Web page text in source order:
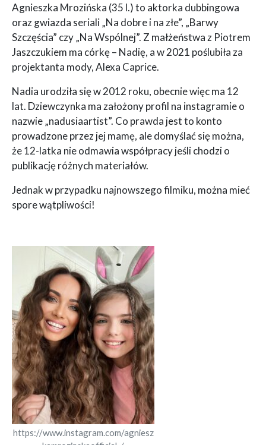
Agnieszka Mrozińska (35 l.) to aktorka dubbingowa
oraz gwiazda seriali „Na dobre i na złe”, „Barwy
Szczęścia” czy „Na Wspólnej”. Z małżeństwa z Piotrem
Jaszczukiem ma córkę – Nadię, a w 2021 poślubiła za
projektanta mody, Alexa Caprice.
Nadia urodziła się w 2012 roku, obecnie więc ma 12
lat. Dziewczynka ma założony profil na instagramie o
nazwie „nadusiaartist”. Co prawda jest to konto
prowadzone przez jej mamę, ale domyślać się można,
że 12-latka nie odmawia współpracy jeśli chodzi o
publikację różnych materiałów.
Jednak w przypadku najnowszego filmiku, można mieć
spore wątpliwości!
https://www.instagram.com/agniesz